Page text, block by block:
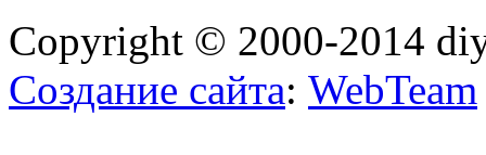
Copyright © 2000-2014
Создание сайта: WebTeam